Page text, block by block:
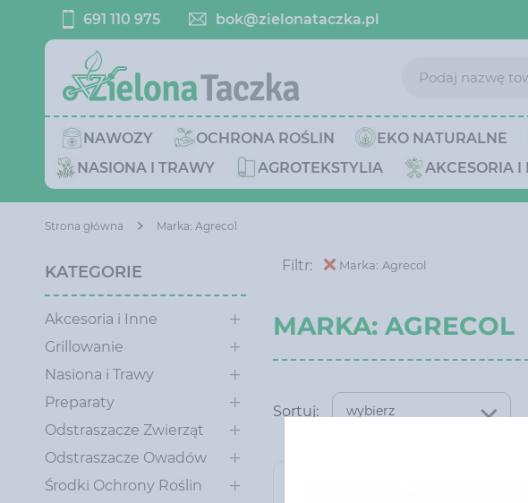
691 110 975 bok@zielonataczka.pl
NAWOZY OCHRONA ROŚLIN EKO NATURALNE
NASIONA I TRAWY
AGROTEKSTYLIA AKCESORIA I
Strona główna Marka: Agrecol
KATEGORIE
Akcesoria i Inne
Grillowanie
Nasiona i Trawy
Preparaty
Odstraszacze Zwierząt
Odstraszacze Owadów
Środki Ochrony Roślin
Filtr: Marka: Agrecol
MARKA: AGRECOL
Sortuj: wybierz